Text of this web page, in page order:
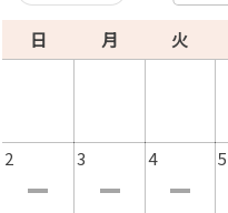
想的な空間が広がります
セレクターが厳選したナ
ときのおとも。
■ お食事 ■
日 月 火
2 3 4 5